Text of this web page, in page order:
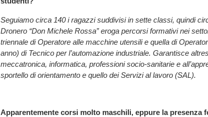
Seguiamo circa 140 i ragazzi suddivisi in sette classi, quindi
Dronero “Don Michele Rossa” eroga percorsi formativi nei
triennale di Operatore alle macchine utensili e quella di
anno) di Tecnico per l’automazione industriale. Garantisce
meccatronica, informatica, professioni socio-sanitarie e
sportello di orientamento e quello dei Servizi al lavoro (SAL).
Apparentemente corsi molto maschili, eppure la presenza